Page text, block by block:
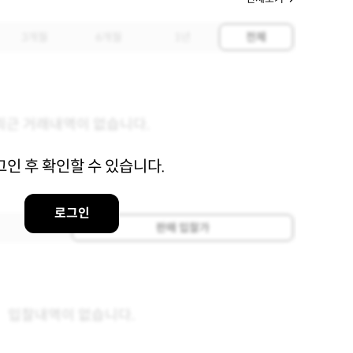
인 후 확인할 수 있습니다.
로그인
전체
판매 입찰가